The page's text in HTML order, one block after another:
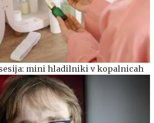
mini hladilniki v kopalnicah